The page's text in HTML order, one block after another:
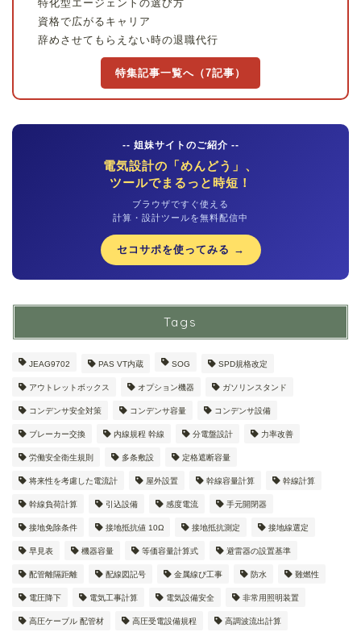
特化型エージェントの選び方
資格で広がるキャリア
辞めさせてもらえない時の退職代行
特集記事一覧へ（7記事）
-- 姐妹サイトのご紹介 --
電気設計の「めんどう」、
ツールでまるっと時短！
ブラウザですぐ使える
計算・設計ツールを無料配信中
セコサポを使ってみる →
Tags
JEAG9702 PAS VT内蔵 SOG SPD規格改定
アウトレットボックス オプション機器 ガソリンスタンド
コンデンサ安全対策 コンデンサ容量 コンデンサ設備
ブレーカー交換 内線規程 幹線 分電盤設計 力率改善
労働安全衛生規則 多条敷設 定格遮断容量
将来性を考慮した電流計 屋外設置 幹線容量計算 幹線計算
幹線負荷計算 引込設備 感度電流 手元開閉器
接地免除条件 接地抵抗値 10Ω 接地抵抗測定 接地線選定
早見表 機器容量 等価容量計算式 避雷器の設置基準
配管離隔距離 配線図記号 金属線ぴ工事 防水 難燃性
電圧降下 電気工事計算 電気設備安全 非常用照明装置
高圧ケーブル 配管材 高圧受電設備規程 高調波流出計算